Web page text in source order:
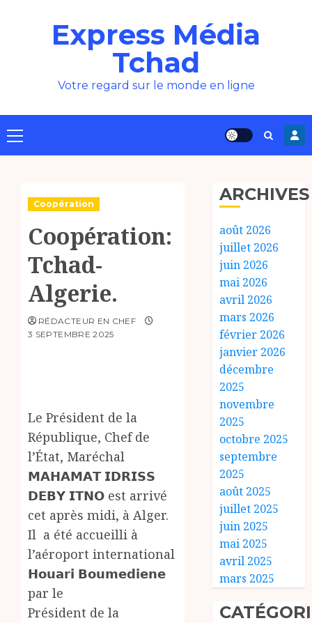
Express Média
Tchad
Votre regard sur le monde en ligne
Menu
principal
Coopération
Coopération:
Tchad-
Algerie.
RÉDACTEUR EN CHEF
3 SEPTEMBRE 2025
Le Président de la
République, Chef de
l’État, Maréchal
𝗠𝗔𝗛𝗔𝗠𝗔𝗧 𝗜𝗗𝗥𝗜𝗦𝗦
𝗗𝗘𝗕𝗬 𝗜𝗧𝗡𝗢 est arrivé
cet après midi, à Alger.
Il a été accueilli à
l’aéroport international
𝗛𝗼𝘂𝗮𝗿𝗶 𝗕𝗼𝘂𝗺𝗲𝗱𝗶𝗲𝗻𝗲
par le
Président de la
ARCHIVES
août 2026
juillet 2026
juin 2026
mai 2026
avril 2026
mars 2026
février 2026
janvier 2026
décembre
2025
novembre
2025
octobre 2025
septembre
2025
août 2025
juillet 2025
juin 2025
mai 2025
avril 2025
mars 2025